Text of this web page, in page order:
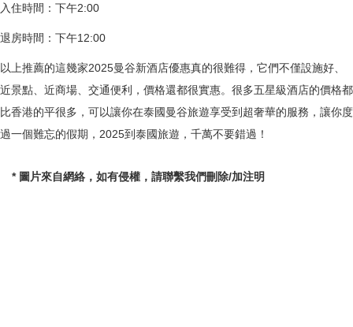
入住時間：下午2:00
退房時間：下午12:00
以上推薦的這幾家2025曼谷新酒店優惠真的很難得，它們不僅設施好、
近景點、近商場、交通便利，價格還都很實惠。很多五星級酒店的價格都
比香港的平很多，可以讓你在泰國曼谷旅遊享受到超奢華的服務，讓你度
過一個難忘的假期，2025到泰國旅遊，千萬不要錯過！
* 圖片來自網絡，如有侵權，請聯繫我們刪除/加注明